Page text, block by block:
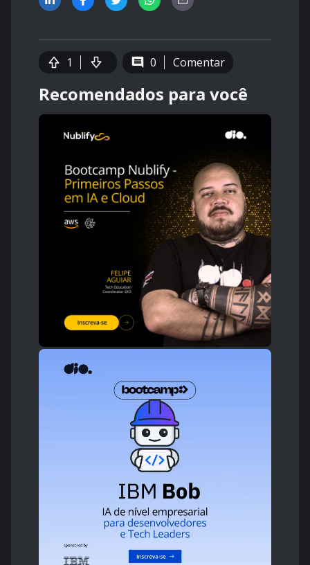
1 0 Comentar
Recomendados para você